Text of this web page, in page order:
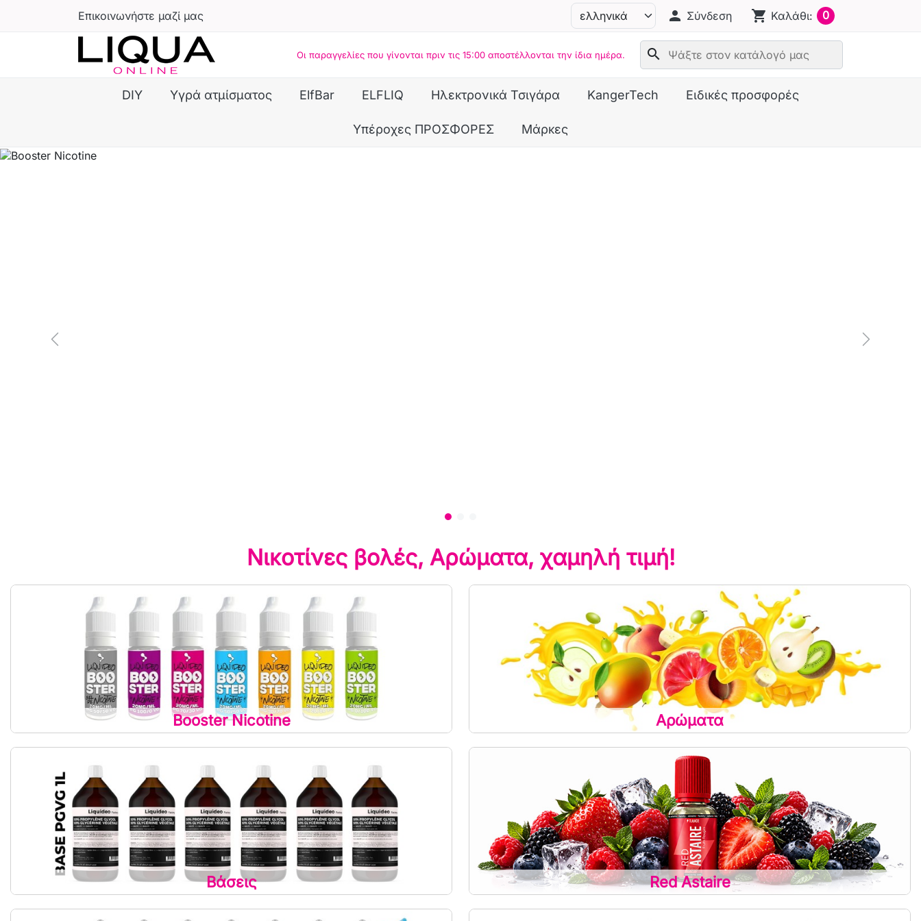
Επικοινωνήστε μαζί μας person Σύνδεση shopping_cart Καλάθι: 0
Οι παραγγελίες που γίνονται πριν τις 15:00 αποστέλλονται την ίδια ημέρα. search
DIY Υγρά ατμίσματος ElfBar ELFLIQ Ηλεκτρονικά Τσιγάρα KangerTech Ειδικές προσφορές
Υπέροχες ΠΡΟΣΦΟΡΕΣ Μάρκες
Νικοτίνες βολές, Αρώματα, χαμηλή τιμή!
Booster Nicotine Αρώματα
Βάσεις Red Astaire